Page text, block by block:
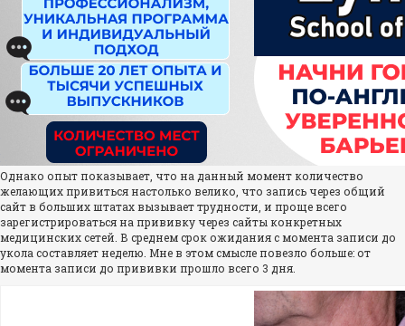
Однако опыт показывает, что на данный момент количество
желающих привиться настолько велико, что запись через общий
сайт в больших штатах вызывает трудности, и проще всего
зарегистрироваться на прививку через сайты конкретных
медицинских сетей. В среднем срок ожидания с момента записи до
укола составляет неделю. Мне в этом смысле повезло больше: от
момента записи до прививки прошло всего 3 дня.